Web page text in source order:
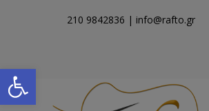
Open toolbar
210 9842836 | info@rafto.gr